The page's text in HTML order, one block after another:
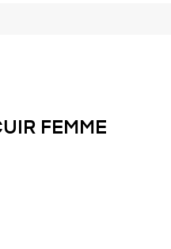
FEMME